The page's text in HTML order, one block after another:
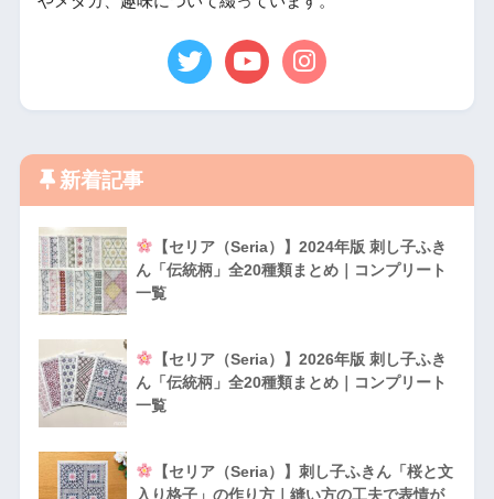
新着記事
【セリア（Seria）】2024年版 刺し子ふき
ん「伝統柄」全20種類まとめ｜コンプリート
一覧
【セリア（Seria）】2026年版 刺し子ふき
ん「伝統柄」全20種類まとめ｜コンプリート
一覧
【セリア（Seria）】刺し子ふきん「桜と文
入り格子」の作り方｜縫い方の工夫で表情が